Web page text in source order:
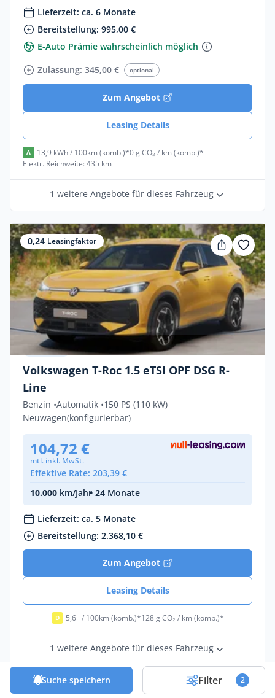
Suche speichern Filter 2
Lieferzeit: ca. 6 Monate
Bereitstellung: 995,00 €
E-Auto Prämie wahrscheinlich möglich
Zulassung: 345,00 €
optional
Zum Angebot
Leasing Details
A 13,9 kWh / 100km (komb.)*0 g CO₂ / km (komb.)*
Elektr. Reichweite: 435 km
1 weitere Angebote für dieses Fahrzeug
0,24 Leasingfaktor
Gewerbe
Volkswagen T-Roc 1.5 eTSI OPF DSG R-
Line
Benzin •Automatik •150 PS (110 kW)
Neuwagen(konfigurierbar)
104,72 €
mtl. inkl. MwSt.
Effektive Rate: 203,39 €
10.000 km/Jahr• 24 Monate
Lieferzeit: ca. 5 Monate
Bereitstellung: 2.368,10 €
Zum Angebot
Leasing Details
D 5,6 l / 100km (komb.)*128 g CO₂ / km (komb.)*
1 weitere Angebote für dieses Fahrzeug
0,24 Leasingfaktor